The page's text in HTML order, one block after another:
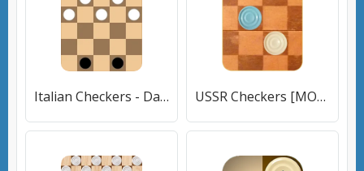
Italian Checkers - Dama (Дама) [МОД Бесконечные монеты] APK Android USSR Checkers [МОД Все открыто] APK Android